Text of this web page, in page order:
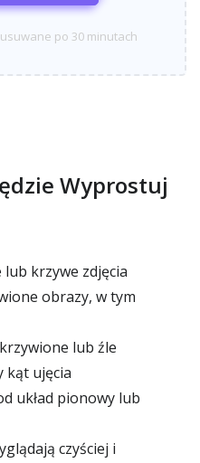
po 30 minutach
Wyprostuj
krzywe zdjęcia
obrazy, w tym
lub źle
kąt ujęcia
układ pionowy lub
czyściej i